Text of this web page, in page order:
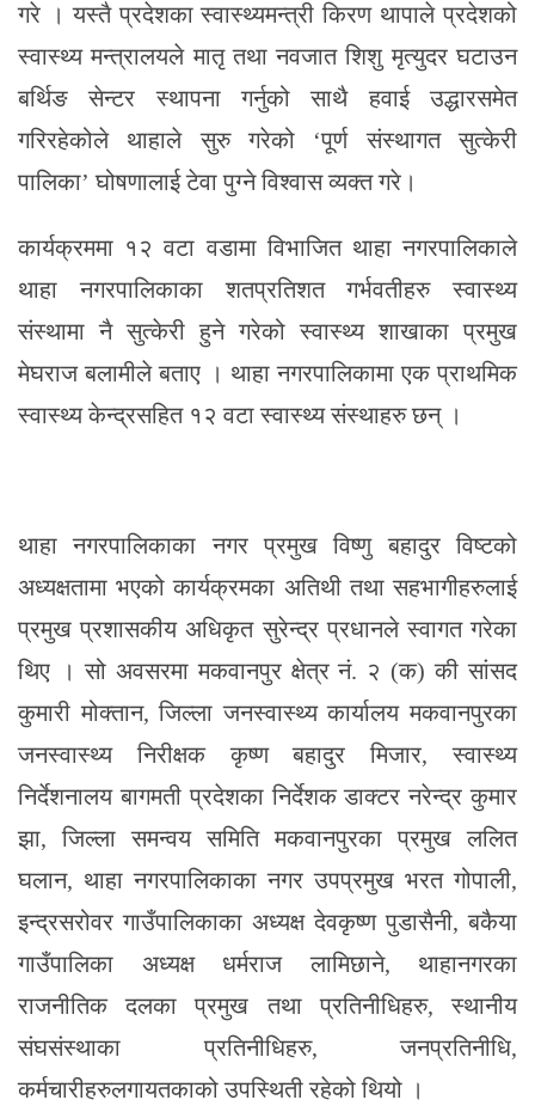
गरे । यस्तै प्रदेशका स्वास्थ्यमन्त्री किरण थापाले प्रदेशको
स्वास्थ्य मन्त्रालयले मातृ तथा नवजात शिशु मृत्युदर घटाउन
बर्थिङ सेन्टर स्थापना गर्नुको साथै हवाई उद्धारसमेत
गरिरहेकोले थाहाले सुरु गरेको ‘पूर्ण संस्थागत सुत्केरी
पालिका’ घोषणालाई टेवा पुग्ने विश्वास व्यक्त गरे।
कार्यक्रममा १२ वटा वडामा विभाजित थाहा नगरपालिकाले
थाहा नगरपालिकाका शतप्रतिशत गर्भवतीहरु स्वास्थ्य
संस्थामा नै सुत्केरी हुने गरेको स्वास्थ्य शाखाका प्रमुख
मेघराज बलामीले बताए । थाहा नगरपालिकामा एक प्राथमिक
स्वास्थ्य केन्द्रसहित १२ वटा स्वास्थ्य संस्थाहरु छन् ।
थाहा नगरपालिकाका नगर प्रमुख विष्णु बहादुर विष्टको
अध्यक्षतामा भएको कार्यक्रमका अतिथी तथा सहभागीहरुलाई
प्रमुख प्रशासकीय अधिकृत सुरेन्द्र प्रधानले स्वागत गरेका
थिए । सो अवसरमा मकवानपुर क्षेत्र नं. २ (क) की सांसद
कुमारी मोक्तान, जिल्ला जनस्वास्थ्य कार्यालय मकवानपुरका
जनस्वास्थ्य निरीक्षक कृष्ण बहादुर मिजार, स्वास्थ्य
निर्देशनालय बागमती प्रदेशका निर्देशक डाक्टर नरेन्द्र कुमार
झा, जिल्ला समन्वय समिति मकवानपुरका प्रमुख ललित
घलान, थाहा नगरपालिकाका नगर उपप्रमुख भरत गोपाली,
इन्द्रसरोवर गाउँपालिकाका अध्यक्ष देवकृष्ण पुडासैनी, बकैया
गाउँपालिका अध्यक्ष धर्मराज लामिछाने, थाहानगरका
राजनीतिक दलका प्रमुख तथा प्रतिनीधिहरु, स्थानीय
संघसंस्थाका प्रतिनीधिहरु, जनप्रतिनीधि,
कर्मचारीहरुलगायतकाको उपस्थिती रहेको थियो ।